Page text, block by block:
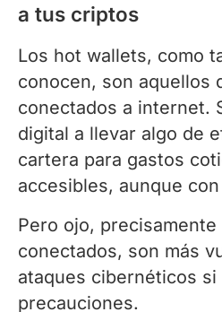
a tus criptos
Los hot wallets, como
conocen, son aquellos
conectados a internet.
digital a llevar algo de
cartera para gastos
accesibles, aunque
Pero ojo,
conectados, son más
ataques cibernéticos si
precauciones.